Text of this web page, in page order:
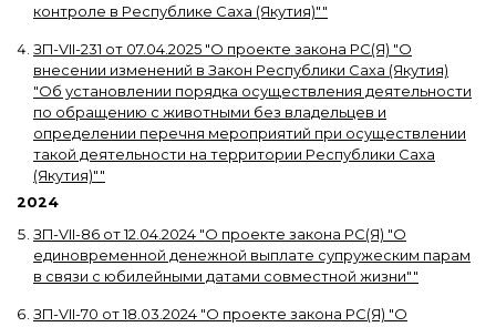
контроле в Республике Саха (Якутия)""
ЗП-VII-231 от 07.04.2025 "О проекте закона РС(Я) "О
внесении изменений в Закон Республики Саха (Якутия)
"Об установлении порядка осуществления деятельности
по обращению с животными без владельцев и
определении перечня мероприятий при осуществлении
такой деятельности на территории Республики Саха
(Якутия)""
2024
ЗП-VII-86 от12.04.2024 "О проекте закона РС(Я) "О
единовременной денежной выплате супружеским парам
в связи с юбилейными датами совместной жизни""
ЗП-VII-70 от18.03.2024 "О проекте закона РС(Я) "О